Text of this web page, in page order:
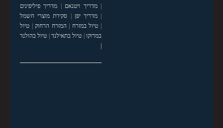
|מדריך ויטנאם | מדריך פיליפינים
|מדריך יפן | סקירת מוצרי חשמל
| טיול במזרח | המזרח הרחוק| טיול
במרוקו| טיול בתאילנד| טיול בהולנד
|